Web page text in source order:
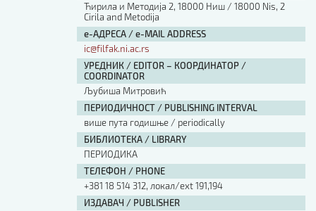
Ћирила и Методија 2, 18000 Ниш / 18000 Nis, 2
Cirila and Metodija
е-АДРЕСА / e-MAIL ADDRESS
ic@filfak.ni.ac.rs
УРЕДНИК / EDITOR – КООРДИНАТОР /
COORDINATOR
Љубиша Митровић
ПЕРИОДИЧНОСТ / PUBLISHING INTERVAL
више пута годишње / periodically
БИБЛИОТЕКА / LIBRARY
ПЕРИОДИКА
ТЕЛЕФОН / PHONE
+381 18 514 312, локал/ext 191,194
ИЗДАВАЧ / PUBLISHER